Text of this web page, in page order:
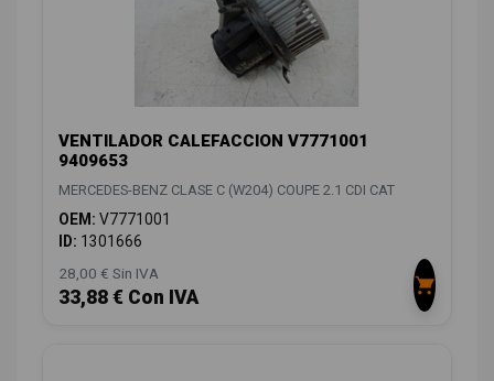
VENTILADOR CALEFACCION V7771001
9409653
MERCEDES-BENZ CLASE C (W204) COUPE 2.1 CDI CAT
OEM: V7771001
ID: 1301666
28,00 € Sin IVA
33,88 € Con IVA